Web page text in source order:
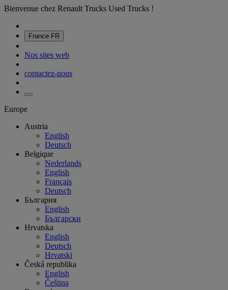
Bienvenue chez Renault Trucks Used Trucks !
France FR
Nos sites web
contactez-nous
Europe
Austria
English
Deutsch
Belgique
Nederlands
English
Français
Deutsch
България
English
Български
Hrvatska
English
Deutsch
Hrvatski
Česká republika
English
Čeština